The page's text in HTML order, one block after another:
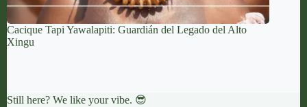
Cacique Tapi Yawalapiti: Guardián del Legado del Alto
Xingu
Still here? We like your vibe. 😎